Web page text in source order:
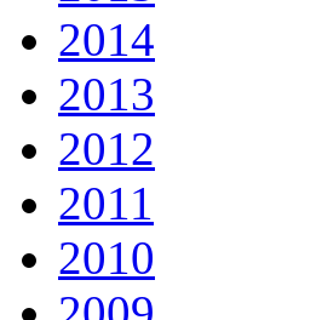
2014
2013
2012
2011
2010